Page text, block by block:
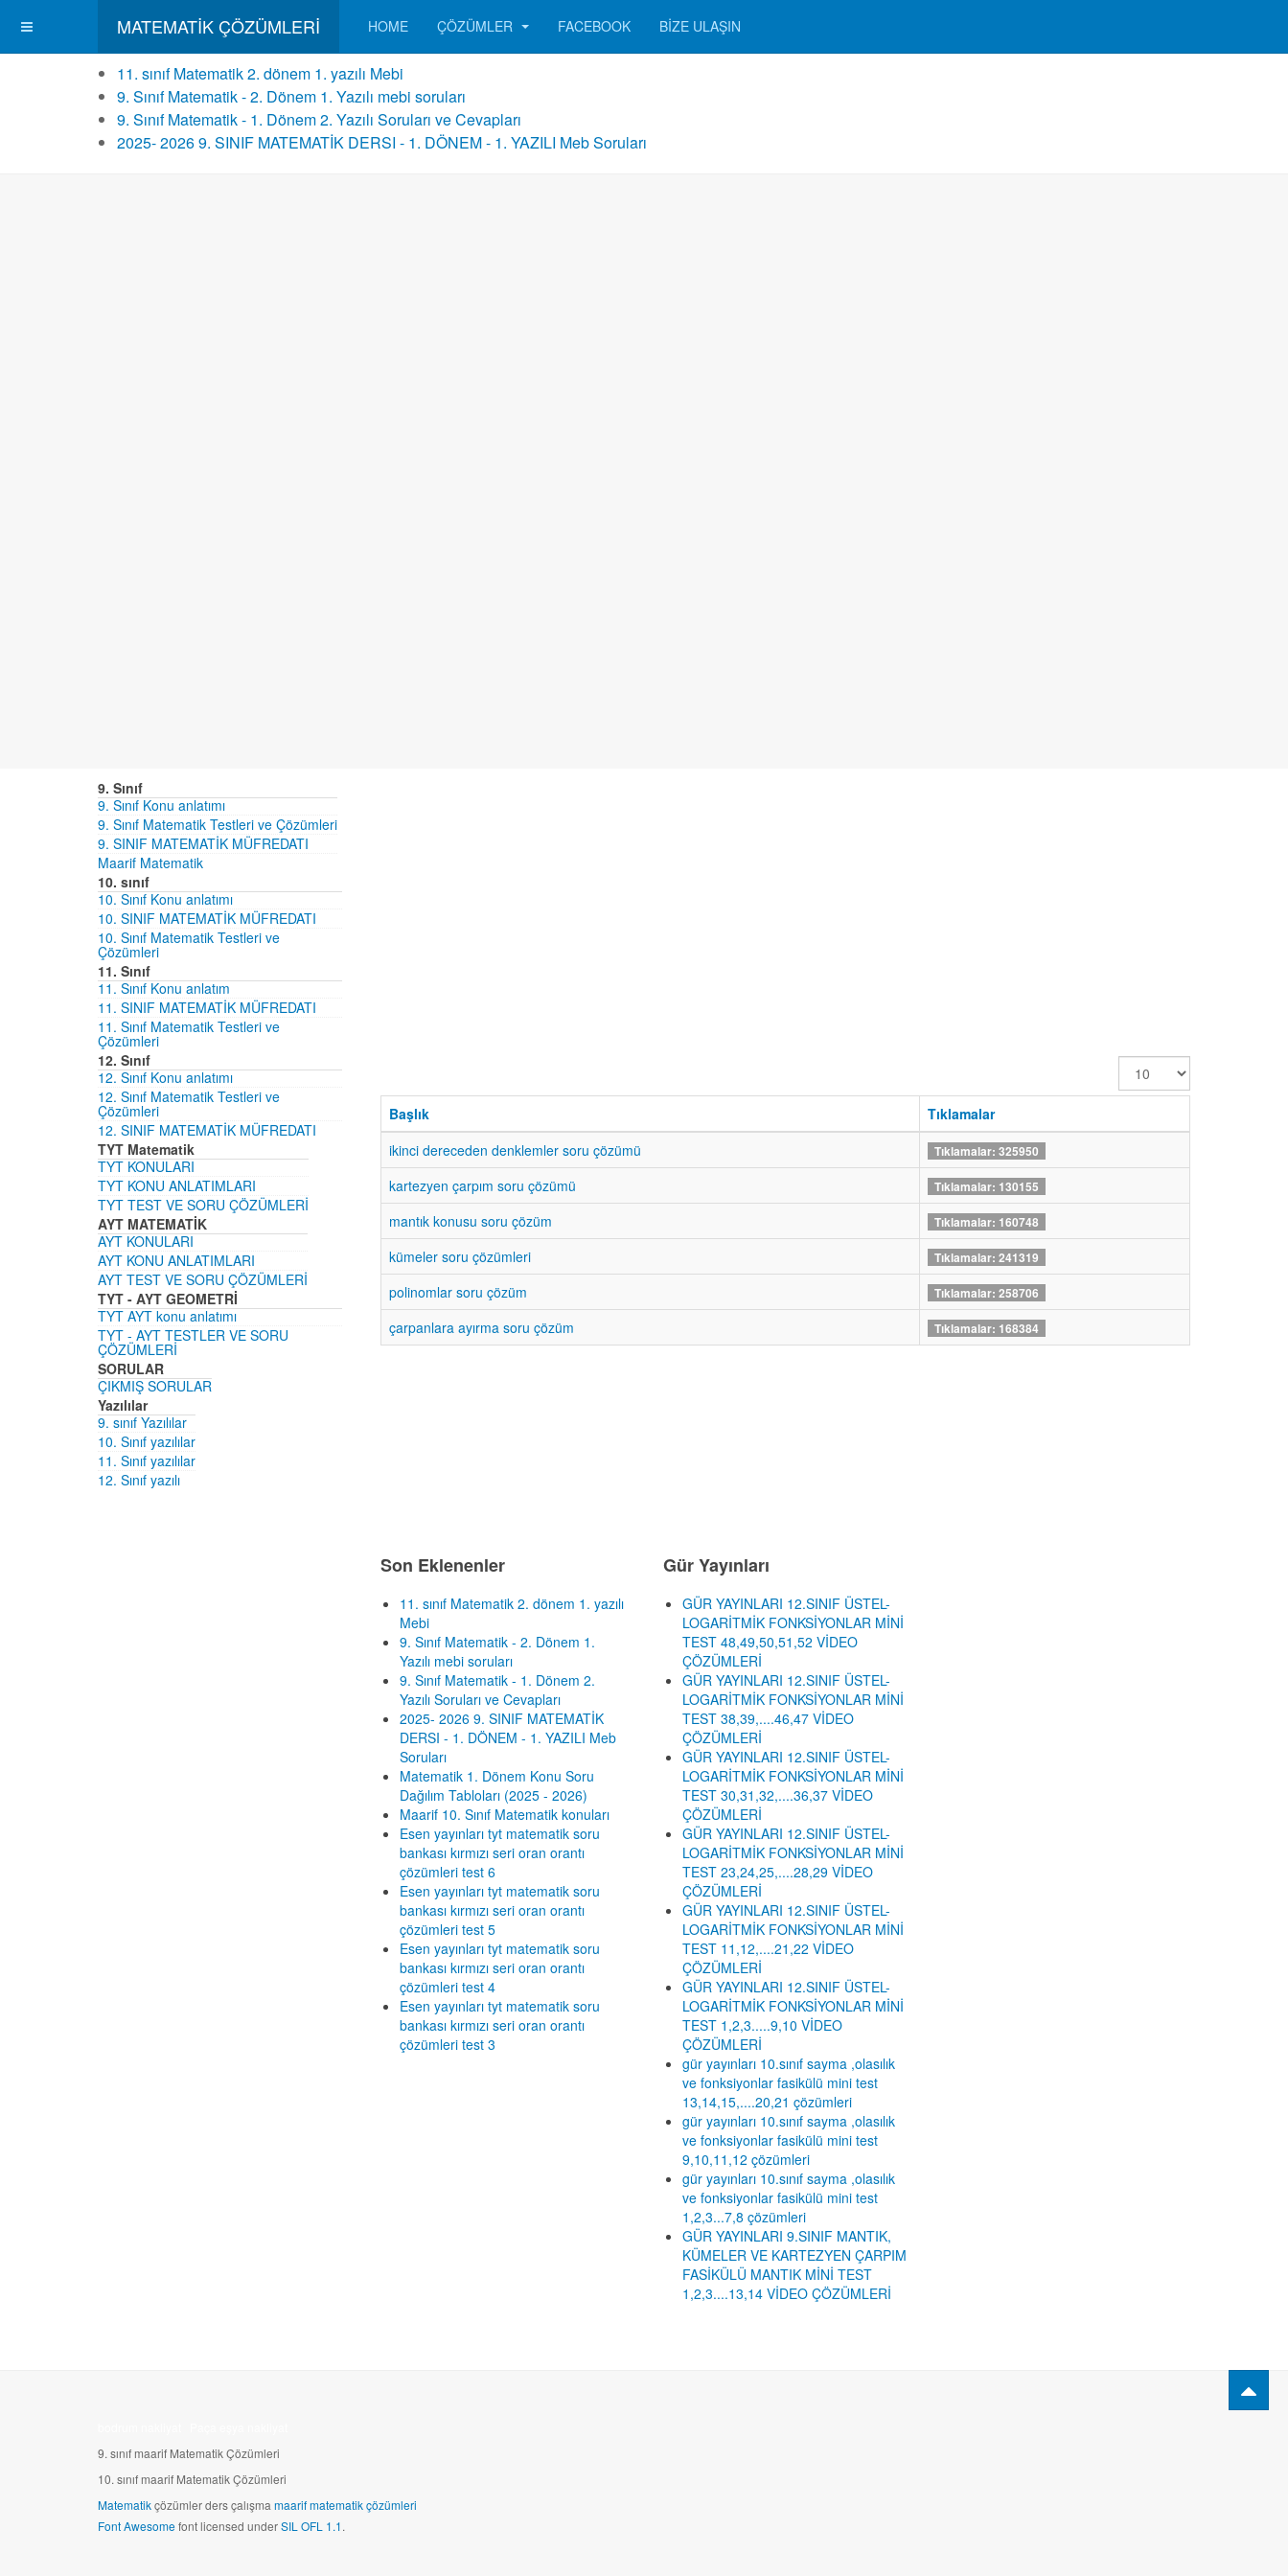
MATEMATIK ÇÖZÜMLERI HOME ÇÖZÜMLER FACEBOOK BIZE ULAŞIN
11. sınıf Matematik 2. dönem 1. yazılı Mebi
9. Sınıf Matematik - 2. Dönem 1. Yazılı mebi soruları
9. Sınıf Matematik - 1. Dönem 2. Yazılı Soruları ve Cevapları
2025- 2026 9. SINIF MATEMATİK DERSI - 1. DÖNEM - 1. YAZILI Meb Soruları
Görüntüleme
Sayısı
Başlık
Tıklamalar
ikinci dereceden denklemler soru çözümü
Tıklamalar: 325950
kartezyen çarpım soru çözümü Tıklamalar: 130155
mantık konusu soru çözüm Tıklamalar: 160748
kümeler soru çözümleri Tıklamalar: 241319
polinomlar soru çözüm Tıklamalar: 258706
çarpanlara ayırma soru çözüm Tıklamalar: 168384
9. Sınıf
9. Sınıf Konu anlatımı
9. Sınıf Matematik Testleri ve Çözümleri
9. SINIF MATEMATİK MÜFREDATI
Maarif Matematik
10. sınıf
10. Sınıf Konu anlatımı
10. SINIF MATEMATİK MÜFREDATI
10. Sınıf Matematik Testleri ve
Çözümleri
11. Sınıf
11. Sınıf Konu anlatım
11. SINIF MATEMATİK MÜFREDATI
11. Sınıf Matematik Testleri ve
Çözümleri
12. Sınıf
12. Sınıf Konu anlatımı
12. Sınıf Matematik Testleri ve
Çözümleri
12. SINIF MATEMATİK MÜFREDATI
TYT Matematik
TYT KONULARI
TYT KONU ANLATIMLARI
TYT TEST VE SORU ÇÖZÜMLERİ
AYT MATEMATİK
AYT KONULARI
AYT KONU ANLATIMLARI
AYT TEST VE SORU ÇÖZÜMLERİ
TYT - AYT GEOMETRİ
TYT AYT konu anlatımı
TYT - AYT TESTLER VE SORU
ÇÖZÜMLERİ
SORULAR
ÇIKMIŞ SORULAR
Yazılılar
9. sınıf Yazılılar
10. Sınıf yazılılar
11. Sınıf yazılılar
12. Sınıf yazılı
Son Eklenenler
11. sınıf Matematik 2. dönem 1. yazılı
Mebi
9. Sınıf Matematik - 2. Dönem 1.
Yazılı mebi soruları
9. Sınıf Matematik - 1. Dönem 2.
Yazılı Soruları ve Cevapları
2025- 2026 9. SINIF MATEMATİK
DERSI - 1. DÖNEM - 1. YAZILI Meb
Soruları
Matematik 1. Dönem Konu Soru
Dağılım Tabloları (2025 - 2026)
Maarif 10. Sınıf Matematik konuları
Esen yayınları tyt matematik soru
bankası kırmızı seri oran orantı
çözümleri test 6
Esen yayınları tyt matematik soru
bankası kırmızı seri oran orantı
çözümleri test 5
Esen yayınları tyt matematik soru
bankası kırmızı seri oran orantı
çözümleri test 4
Esen yayınları tyt matematik soru
bankası kırmızı seri oran orantı
çözümleri test 3
Gür Yayınları
GÜR YAYINLARI 12.SINIF ÜSTEL-
LOGARİTMİK FONKSİYONLAR MİNİ
TEST 48,49,50,51,52 VİDEO
ÇÖZÜMLERİ
GÜR YAYINLARI 12.SINIF ÜSTEL-
LOGARİTMİK FONKSİYONLAR MİNİ
TEST 38,39,....46,47 VİDEO
ÇÖZÜMLERİ
GÜR YAYINLARI 12.SINIF ÜSTEL-
LOGARİTMİK FONKSİYONLAR MİNİ
TEST 30,31,32,....36,37 VİDEO
ÇÖZÜMLERİ
GÜR YAYINLARI 12.SINIF ÜSTEL-
LOGARİTMİK FONKSİYONLAR MİNİ
TEST 23,24,25,....28,29 VİDEO
ÇÖZÜMLERİ
GÜR YAYINLARI 12.SINIF ÜSTEL-
LOGARİTMİK FONKSİYONLAR MİNİ
TEST 11,12,....21,22 VİDEO
ÇÖZÜMLERİ
GÜR YAYINLARI 12.SINIF ÜSTEL-
LOGARİTMİK FONKSİYONLAR MİNİ
TEST 1,2,3.....9,10 VİDEO
ÇÖZÜMLERİ
gür yayınları 10.sınıf sayma ,olasılık
ve fonksiyonlar fasikülü mini test
13,14,15,....20,21 çözümleri
gür yayınları 10.sınıf sayma ,olasılık
ve fonksiyonlar fasikülü mini test
9,10,11,12 çözümleri
gür yayınları 10.sınıf sayma ,olasılık
ve fonksiyonlar fasikülü mini test
1,2,3...7,8 çözümleri
GÜR YAYINLARI 9.SINIF MANTIK,
KÜMELER VE KARTEZYEN ÇARPIM
FASİKÜLÜ MANTIK MİNİ TEST
1,2,3....13,14 VİDEO ÇÖZÜMLERİ
9. sınıf maarif Matematik Çözümleri
10. sınıf maarif Matematik Çözümleri
Matematikçözümler ders çalışma maarif matematik çözümleri
Font Awesomefont licensed underSIL OFL 1.1.